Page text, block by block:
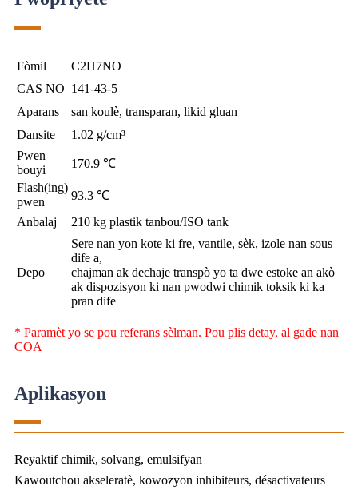
Fòmil
C2H7NO
CAS NO 141-43-5
Aparans
san koulè, transparan, likid gluan
Dansite
1.02 g/cm³
Pwen
bouyi
170.9 ℃
Flash(ing)
pwen
93.3 ℃
Anbalaj
210 kg plastik tanbou/ISO tank
Depo
Sere nan yon kote ki fre, vantile, sèk, izole nan sous
dife a,
chajman ak dechaje transpò yo ta dwe estoke an akò
ak dispozisyon ki nan pwodwi chimik toksik ki ka
pran dife
* Paramèt yo se pou referans sèlman. Pou plis detay, al gade nan
COA
Aplikasyon
Reyaktif chimik, solvang, emulsifyan
Kawoutchou akseleratè, kowozyon inhibiteurs, désactivateurs